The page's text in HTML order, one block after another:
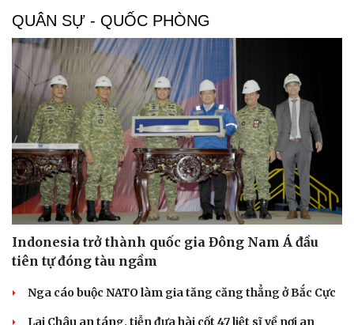
QUÂN SỰ - QUỐC PHÒNG
Indonesia trở thành quốc gia Đông Nam Á đầu
tiên tự đóng tàu ngầm
Nga cáo buộc NATO làm gia tăng căng thẳng ở Bắc Cực
Lai Châu an táng, tiễn đưa hài cốt 47 liệt sĩ về nơi an